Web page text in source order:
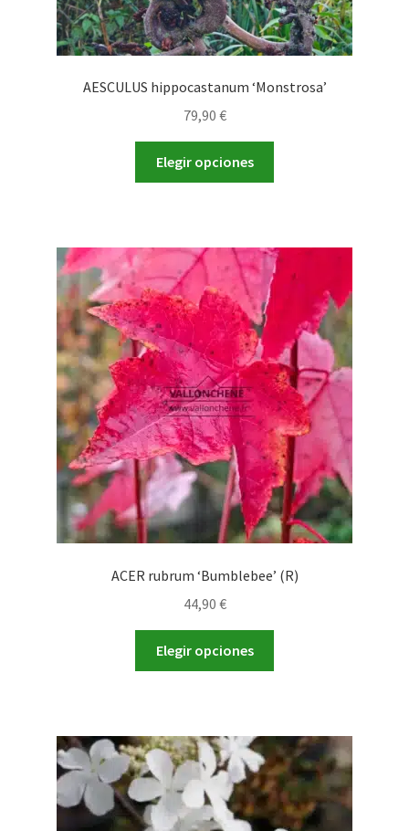
AESCULUS hippocastanum ‘Monstrosa’
79,90 €
Elegir opciones
variantes.
Las
opciones
pueden
elegir
en
la
página
de
producto
ACER rubrum ‘Bumblebee’ (R)
44,90 €
Elegir opciones
Las
opciones
se
pueden